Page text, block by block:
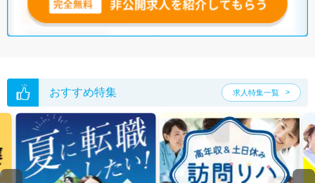
無料転職支援サービス
にお申し込みいただくと、ご希望条件をヒアリン
グした上で求人をご提案いたします。
転職支援の他、情報収集や募集状況の確認も、お気軽にご相談くださ
い。
おすすめ特集 求人特集一覧